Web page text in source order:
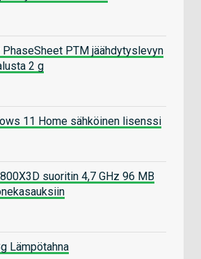
PTM jäähdytyslevyn
2 g
11 Home sähköinen lisenssi
suoritin 4,7 GHz 96 MB
Lämpötahna